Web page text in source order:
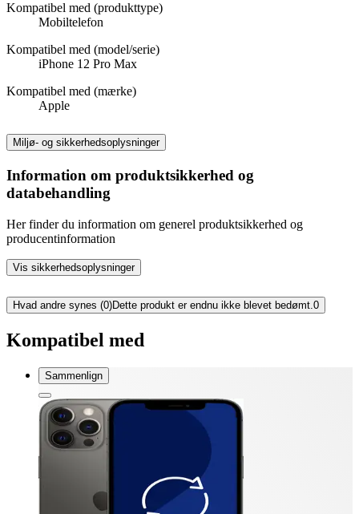
Kompatibel med (produkttype)
Mobiltelefon
Kompatibel med (model/serie)
iPhone 12 Pro Max
Kompatibel med (mærke)
Apple
Miljø- og sikkerhedsoplysninger
Information om produktsikkerhed og
databehandling
Her finder du information om generel produktsikkerhed og
producentinformation
Vis sikkerhedsoplysninger
Hvad andre synes (0)Dette produkt er endnu ikke blevet bedømt. 0
Kompatibel med
Sammenlign